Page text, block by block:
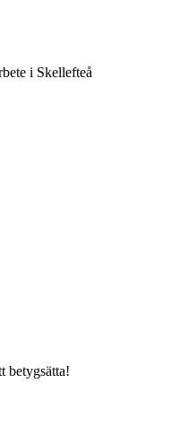
i Skellefteå
betygsätta!